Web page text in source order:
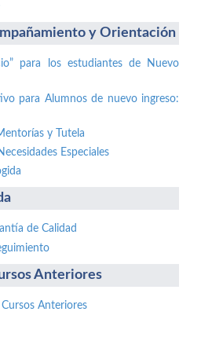
y Orientación
para los estudiantes de Nuevo
para Alumnos de nuevo ingreso:
y Tutela
Especiales
de Calidad
Anteriores
Anteriores